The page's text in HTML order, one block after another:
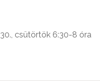
csütörtök 6:30-8 óra